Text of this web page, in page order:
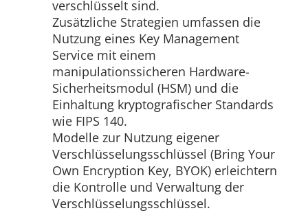
verschlüsselt sind.
Zusätzliche Strategien umfassen die
Nutzung eines Key Management
Service mit einem
manipulationssicheren Hardware-
Sicherheitsmodul (HSM) und die
Einhaltung kryptografischer Standards
wie FIPS 140.
Modelle zur Nutzung eigener
Verschlüsselungsschlüssel (Bring Your
Own Encryption Key, BYOK) erleichtern
die Kontrolle und Verwaltung der
Verschlüsselungsschlüssel.